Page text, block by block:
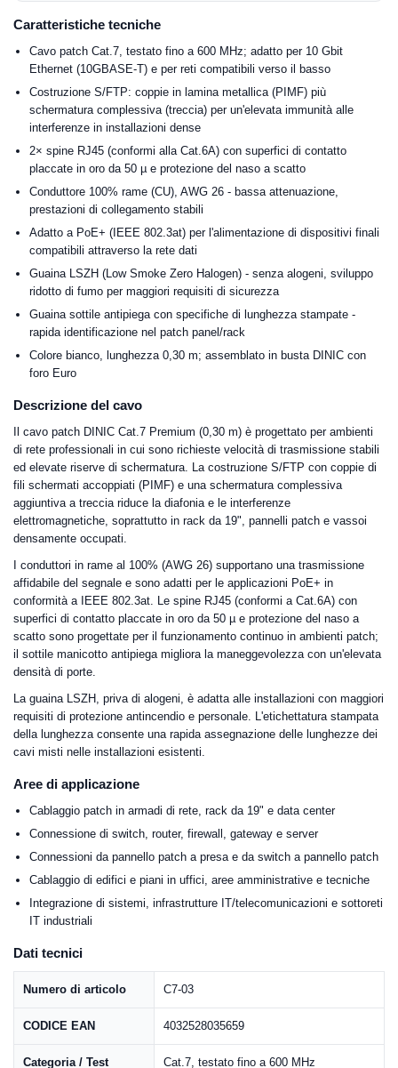
Caratteristiche tecniche
Cavo patch Cat.7, testato fino a 600 MHz; adatto per 10 Gbit
Ethernet (10GBASE-T) e per reti compatibili verso il basso
Costruzione S/FTP: coppie in lamina metallica (PIMF) più
schermatura complessiva (treccia) per un'elevata immunità alle
interferenze in installazioni dense
2× spine RJ45 (conformi alla Cat.6A) con superfici di contatto
placcate in oro da 50 µ e protezione del naso a scatto
Conduttore 100% rame (CU), AWG 26 - bassa attenuazione,
prestazioni di collegamento stabili
Adatto a PoE+ (IEEE 802.3at) per l'alimentazione di dispositivi finali
compatibili attraverso la rete dati
Guaina LSZH (Low Smoke Zero Halogen) - senza alogeni, sviluppo
ridotto di fumo per maggiori requisiti di sicurezza
Guaina sottile antipiega con specifiche di lunghezza stampate -
rapida identificazione nel patch panel/rack
Colore bianco, lunghezza 0,30 m; assemblato in busta DINIC con
foro Euro
Descrizione del cavo
Il cavo patch DINIC Cat.7 Premium (0,30 m) è progettato per ambienti
di rete professionali in cui sono richieste velocità di trasmissione stabili
ed elevate riserve di schermatura. La costruzione S/FTP con coppie di
fili schermati accoppiati (PIMF) e una schermatura complessiva
aggiuntiva a treccia riduce la diafonia e le interferenze
elettromagnetiche, soprattutto in rack da 19", pannelli patch e vassoi
densamente occupati.
I conduttori in rame al 100% (AWG 26) supportano una trasmissione
affidabile del segnale e sono adatti per le applicazioni PoE+ in
conformità a IEEE 802.3at. Le spine RJ45 (conformi a Cat.6A) con
superfici di contatto placcate in oro da 50 µ e protezione del naso a
scatto sono progettate per il funzionamento continuo in ambienti patch;
il sottile manicotto antipiega migliora la maneggevolezza con un'elevata
densità di porte.
La guaina LSZH, priva di alogeni, è adatta alle installazioni con maggiori
requisiti di protezione antincendio e personale. L'etichettatura stampata
della lunghezza consente una rapida assegnazione delle lunghezze dei
cavi misti nelle installazioni esistenti.
Aree di applicazione
Cablaggio patch in armadi di rete, rack da 19" e data center
Connessione di switch, router, firewall, gateway e server
Connessioni da pannello patch a presa e da switch a pannello patch
Cablaggio di edifici e piani in uffici, aree amministrative e tecniche
Integrazione di sistemi, infrastrutture IT/telecomunicazioni e sottoreti
IT industriali
Dati tecnici
Numero di articolo C7-03
CODICE EAN 4032528035659
Categoria / Test Cat.7, testato fino a 600 MHz